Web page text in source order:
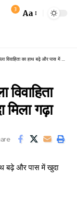
3
Font
Aa
का हाथ बढ़े और पास में खुदा मिला गढ़ा
गढ़ा